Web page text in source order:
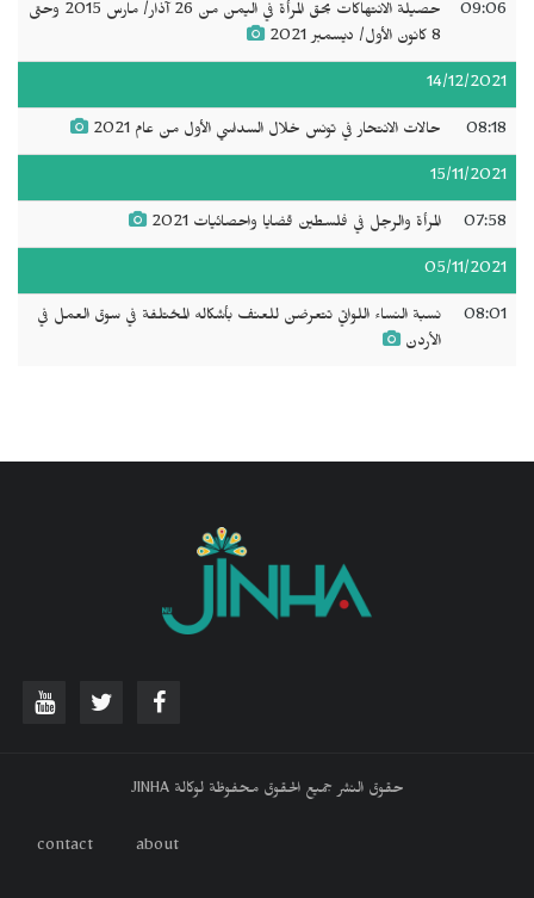
09:06
حصيلة الانتهاكات بحق المرأة في اليمن من 26 آذار/ مارس 2015 وحتى
8 كانون الأول/ ديسمبر 2021
14/12/2021
08:18 حالات الانتحار في تونس خلال السداسي الأول من عام 2021
15/11/2021
07:58 المرأة والرجل في فلسطين قضايا واحصائيات 2021
05/11/2021
08:01
نسبة النساء اللواتي تتعرضن للعنف بأشكاله المختلفة في سوق العمل في
الأردن
حقوق النشر جميع الحقوق محفوظة لوكالة JINHA
about
contact